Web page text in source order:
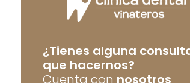
¿Tienes alguna
que hacernos?
Cuenta con nosotros